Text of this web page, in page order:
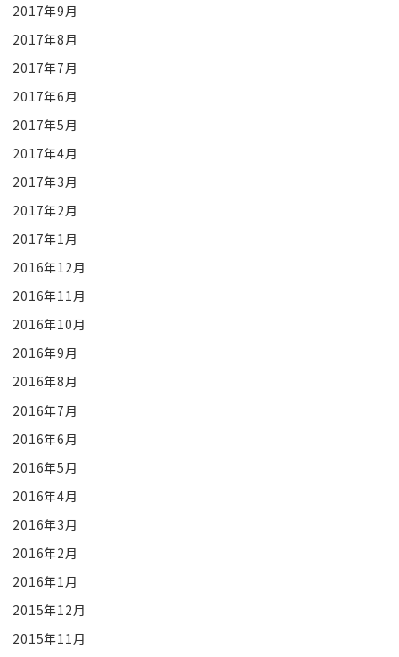
2017年9月
2017年8月
2017年7月
2017年6月
2017年5月
2017年4月
2017年3月
2017年2月
2017年1月
2016年12月
2016年11月
2016年10月
2016年9月
2016年8月
2016年7月
2016年6月
2016年5月
2016年4月
2016年3月
2016年2月
2016年1月
2015年12月
2015年11月